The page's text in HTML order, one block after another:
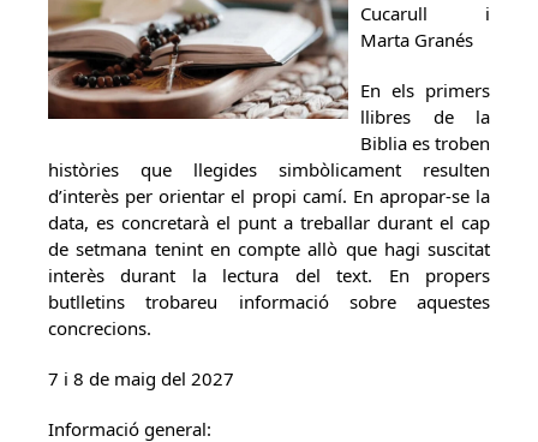
Cucarull i
Marta Granés
En els primers
llibres de la
Biblia es troben
històries que llegides simbòlicament resulten
d’interès per orientar el propi camí. En apropar-se la
data, es concretarà el punt a treballar durant el cap
de setmana tenint en compte allò que hagi suscitat
interès durant la lectura del text. En propers
butlletins trobareu informació sobre aquestes
concrecions.
7 i 8 de maig del 2027
Informació general: